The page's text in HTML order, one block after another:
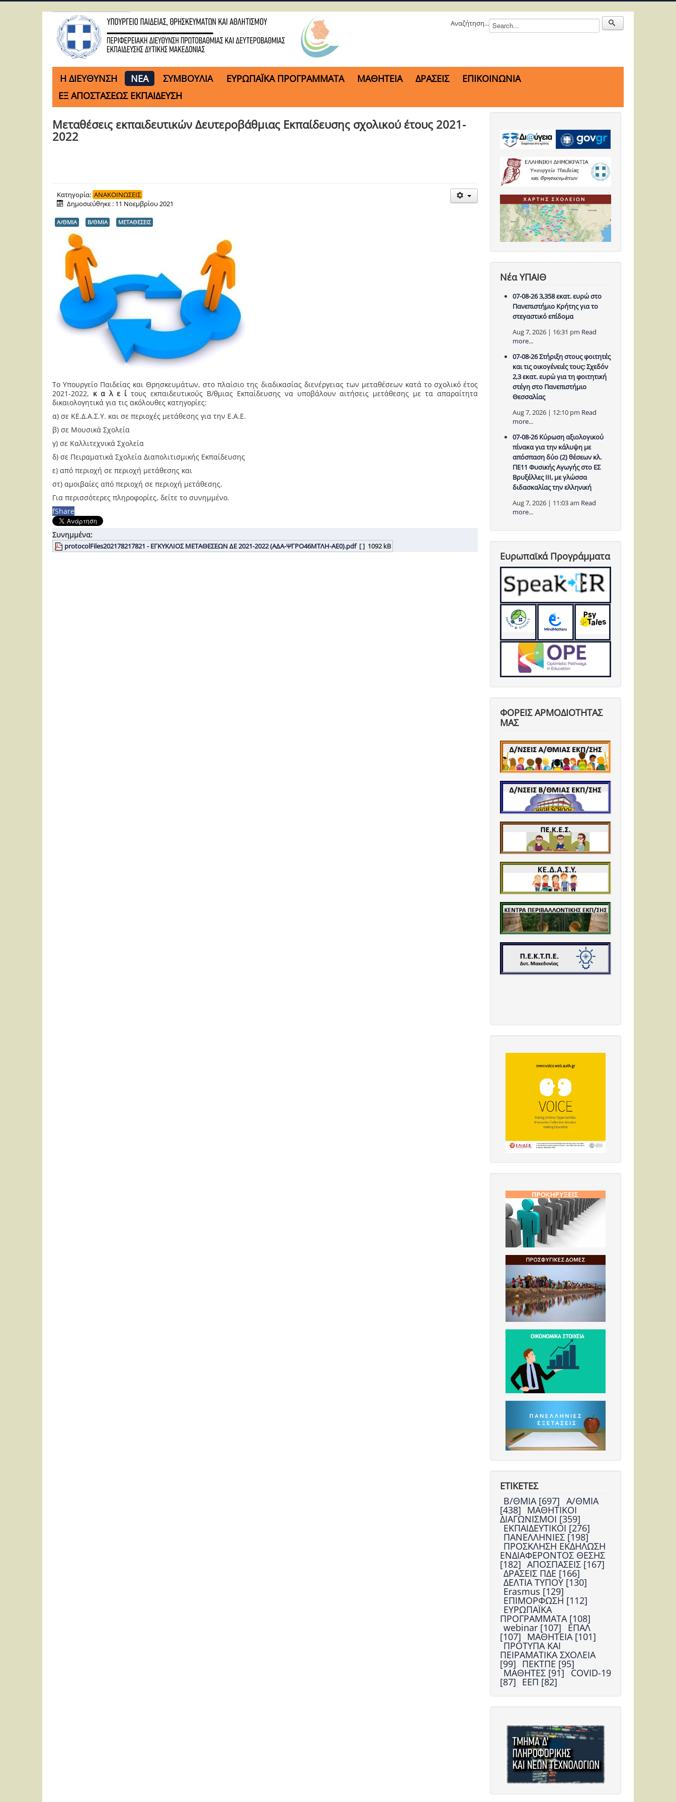
Αναζήτηση...
H ΔΙΕΥΘΥΝΣΗ ΝΕΑ ΣΥΜΒΟΥΛΙΑ ΕΥΡΩΠΑΪΚΑ ΠΡΟΓΡΑΜΜΑΤΑ ΜΑΘΗΤΕΙΑ ΔΡΑΣΕΙΣ
ΕΠΙΚΟΙΝΩΝΙΑ
ΕΞ ΑΠΟΣΤΑΣΕΩΣ ΕΚΠΑΙΔΕΥΣΗ
Μεταθέσεις εκπαιδευτικών Δευτεροβάθμιας Εκπαίδευσης σχολικού έτους 2021-
2022
Κατηγορία: ΑΝΑΚΟΙΝΩΣΕΙΣ
Δημοσιεύθηκε : 11 Νοεμβρίου 2021
Α/ΘΜΙΑ Β/ΘΜΙΑ ΜΕΤΑΘΕΣΕΙΣ
Το Υπουργείο Παιδείας και Θρησκευμάτων, στο πλαίσιο της διαδικασίας διενέργειας των μεταθέσεων κατά το σχολικό έτος
2021-2022, κ α λ ε ί τους εκπαιδευτικούς Β/θμιας Εκπαίδευσης να υποβάλουν αιτήσεις μετάθεσης με τα απαραίτητα
δικαιολογητικά για τις ακόλουθες κατηγορίες:
α) σε ΚΕ.Δ.Α.Σ.Υ. και σε περιοχές μετάθεσης για την Ε.Α.Ε.
β) σε Μουσικά Σχολεία
γ) σε Καλλιτεχνικά Σχολεία
δ) σε Πειραματικά Σχολεία Διαπολιτισμικής Εκπαίδευσης
ε) από περιοχή σε περιοχή μετάθεσης και
στ) αμοιβαίες από περιοχή σε περιοχή μετάθεσης.
Για περισσότερες πληροφορίες, δείτε το συνημμένο.
fShare
Συνημμένα:
protocolFiles202178217821 - ΕΓΚΥΚΛΙΟΣ ΜΕΤΑΘΕΣΕΩΝ ΔΕ 2021-2022 (ΑΔΑ-ΨΓΡΟ46ΜΤΛΗ-ΑΕ0).pdf [ ] 1092 kB
Νέα ΥΠΑΙΘ
07-08-26 3,358 εκατ. ευρώ στο
Πανεπιστήμιο Κρήτης για το
στεγαστικό επίδομα
Aug 7, 2026 | 16:31 pm Read
more...
07-08-26 Στήριξη στους φοιτητές
και τις οικογένειές τους: Σχεδόν
2,3 εκατ. ευρώ για τη φοιτητική
στέγη στο Πανεπιστήμιο
Θεσσαλίας
Aug 7, 2026 | 12:10 pm Read
more...
07-08-26 Κύρωση αξιολογικού
πίνακα για την κάλυψη με
απόσπαση δύο (2) θέσεων κλ.
ΠΕ11 Φυσικής Αγωγής στο ΕΣ
Βρυξέλλες ΙΙΙ, με γλώσσα
διδασκαλίας την ελληνική
Aug 7, 2026 | 11:03 am Read
more...
Ευρωπαϊκά Προγράμματα
ΦΟΡΕΙΣ ΑΡΜΟΔΙΟΤΗΤΑΣ
ΜΑΣ
ΕΤΙΚΕΤΕΣ
Β/ΘΜΙΑ [697] Α/ΘΜΙΑ
[438] ΜΑΘΗΤΙΚΟΙ
ΔΙΑΓΩΝΙΣΜΟΙ [359]
ΕΚΠΑΙΔΕΥΤΙΚΟΙ [276]
ΠΑΝΕΛΛΗΝΙΕΣ [198]
ΠΡΟΣΚΛΗΣΗ ΕΚΔΗΛΩΣΗ
ΕΝΔΙΑΦΕΡΟΝΤΟΣ ΘΕΣΗΣ
[182] ΑΠΟΣΠΑΣΕΙΣ [167]
ΔΡΑΣΕΙΣ ΠΔΕ [166]
ΔΕΛΤΙΑ ΤΥΠΟΥ [130]
Erasmus [129]
ΕΠΙΜΟΡΦΩΣΗ [112]
ΕΥΡΩΠΑΪΚΑ
ΠΡΟΓΡΑΜΜΑΤΑ [108]
webinar [107] ΕΠΑΛ
[107] ΜΑΘΗΤΕΙΑ [101]
ΠΡΟΤΥΠΑ ΚΑΙ
ΠΕΙΡΑΜΑΤΙΚΑ ΣΧΟΛΕΙΑ
[99] ΠΕΚΤΠΕ [95]
ΜΑΘΗΤΕΣ [91] COVID-19
[87] ΕΕΠ [82]